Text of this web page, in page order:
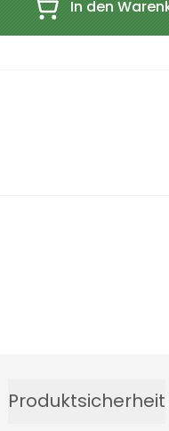
In den
Produktsicherheit